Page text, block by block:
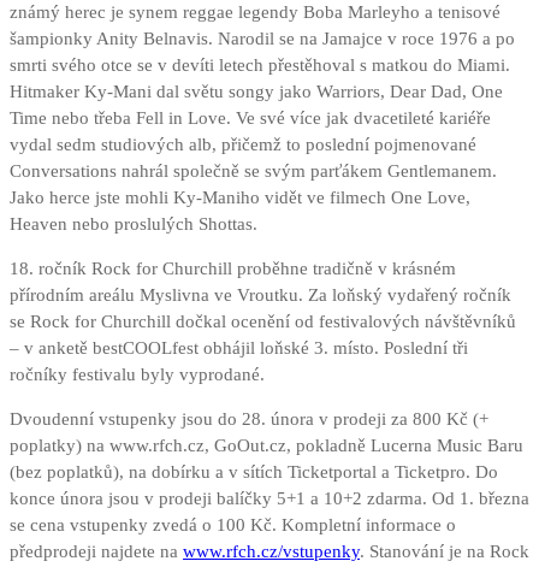
známý herec je synem reggae legendy Boba Marleyho a tenisové
šampionky Anity Belnavis. Narodil se na Jamajce v roce 1976 a po
smrti svého otce se v devíti letech přestěhoval s matkou do Miami.
Hitmaker Ky-Mani dal světu songy jako Warriors, Dear Dad, One
Time nebo třeba Fell in Love. Ve své více jak dvacetileté kariéře
vydal sedm studiových alb, přičemž to poslední pojmenované
Conversations nahrál společně se svým parťákem Gentlemanem.
Jako herce jste mohli Ky-Maniho vidět ve filmech One Love,
Heaven nebo proslulých Shottas.
18. ročník Rock for Churchill proběhne tradičně v krásném
přírodním areálu Myslivna ve Vroutku. Za loňský vydařený ročník
se Rock for Churchill dočkal ocenění od festivalových návštěvníků
– v anketě bestCOOLfest obhájil loňské 3. místo. Poslední tři
ročníky festivalu byly vyprodané.
Dvoudenní vstupenky jsou do 28. února v prodeji za 800 Kč (+
poplatky) na www.rfch.cz, GoOut.cz, pokladně Lucerna Music Baru
(bez poplatků), na dobírku a v sítích Ticketportal a Ticketpro. Do
konce února jsou v prodeji balíčky 5+1 a 10+2 zdarma. Od 1. března
se cena vstupenky zvedá o 100 Kč. Kompletní informace o
předprodeji najdete na www.rfch.cz/vstupenky. Stanování je na Rock